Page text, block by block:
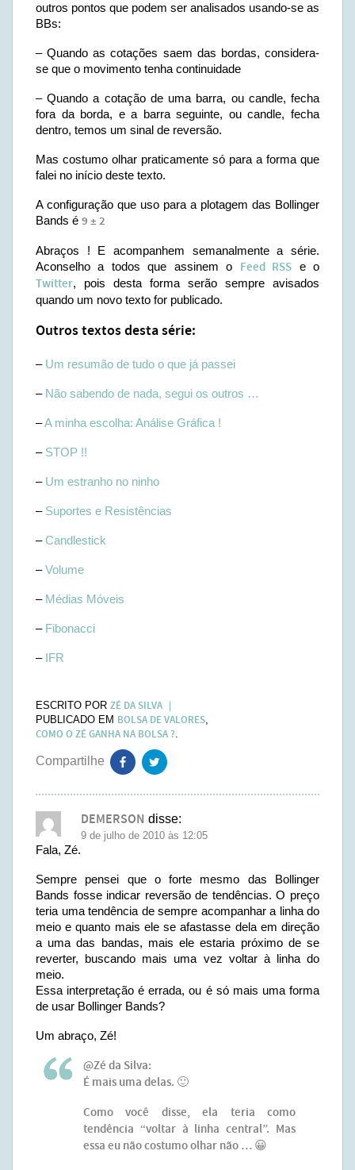
outros pontos que podem ser analisados usando-se as
BBs:
– Quando as cotações saem das bordas, considera-
se que o movimento tenha continuidade
– Quando a cotação de uma barra, ou candle, fecha
fora da borda, e a barra seguinte, ou candle, fecha
dentro, temos um sinal de reversão.
Mas costumo olhar praticamente só para a forma que
falei no início deste texto.
A configuração que uso para a plotagem das Bollinger
Bands é 9 ± 2
Abraços ! E acompanhem semanalmente a série.
Aconselho a todos que assinem o Feed RSS e o
Twitter, pois desta forma serão sempre avisados
quando um novo texto for publicado.
Outros textos desta série:
– Um resumão de tudo o que já passei
– Não sabendo de nada, segui os outros …
–A minha escolha: Análise Gráfica !
– STOP !!
– Um estranho no ninho
– Suportes e Resistências
–Candlestick
–Volume
– Médias Móveis
– Fibonacci
– IFR
ESCRITO POR ZÉ DA SILVA
PUBLICADO EM BOLSA DE VALORES,
COMO O ZÉ GANHA NA BOLSA ?.
DEMERSON disse:
9 de julho de 2010 às 12:05
Fala, Zé.
Sempre pensei que o forte mesmo das Bollinger
Bands fosse indicar reversão de tendências. O preço
teria uma tendência de sempre acompanhar a linha do
meio e quanto mais ele se afastasse dela em direção
a uma das bandas, mais ele estaria próximo de se
reverter, buscando mais uma vez voltar à linha do
meio.
Essa interpretação é errada, ou é só mais uma forma
de usar Bollinger Bands?
Um abraço, Zé!
@Zé da Silva:
É mais uma delas. 🙂
Como você disse, ela teria como
tendência “voltar à linha central”. Mas
essa eu não costumo olhar não … 😀